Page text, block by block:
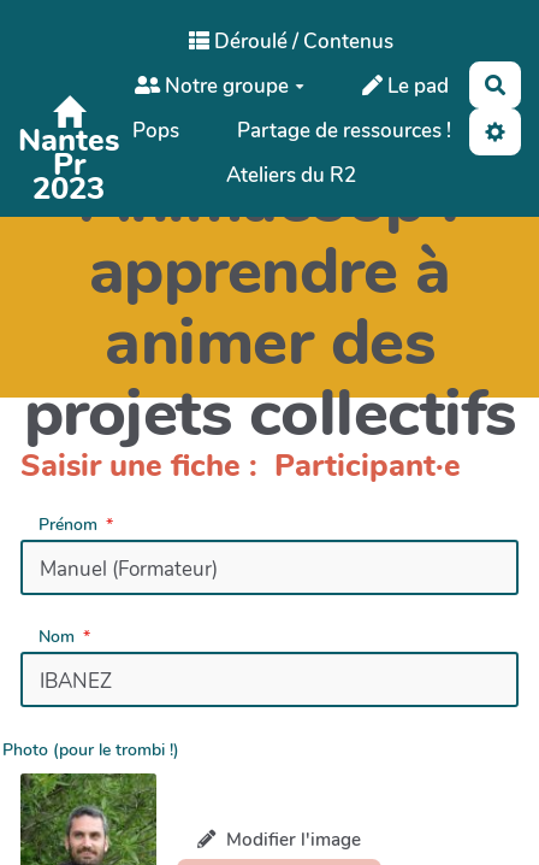
Aller au contenu principal
Nantes
Pr
2023
Déroulé / Contenus
Notre groupe
Le pad
Pops
Partage de ressources !
Ateliers du R2
Animacoop :
apprendre à
animer des
projets collectifs
Saisir une fiche : Participant·e
Prénom
Nom
Photo (pour le trombi !)
Modifier l'image